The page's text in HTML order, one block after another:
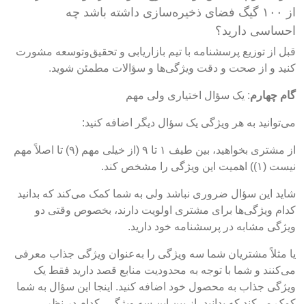
از ۱۰۰ گیگ فضای ذخیره‌سازی داشته باشد چه
احساسی دارید؟
قبل از توزیع پرسشنامه با تیم بازاریابی و تحقیق‌و‌توسعه مشورت
کنید و از صحت و دقت ویژگی‌ها و سؤالات مطمئن شوید.
گام چهارم: یک سؤال اختیاری ولی مهم
می‌توانید به هر ویژگی یک سؤال دیگر اضافه کنید:
از مشتری بخواهید، بین طیف ۱ تا ۹ (از خیلی مهم (۹) تا اصلاً مهم
نیست (۱)) اهمیت این ویژگی را مشخص کند.
شاید این سؤال ضروری نباشد ولی به شما کمک می‌کند که بدانید
کدام ویژگی‌ها برای مشتری اولویت دارند، بخصوص وقتی دو
ویژگی مشابه در پرسشنامه خود دارید.
یا مثلاً مشتریان شما سه ویژگی را به‌عنوان ویژگی جذاب معرفی
می‌کنند و شما با توجه به محدودیت منابع قصد دارید فقط یک
ویژگی جذاب به محصول خود اضافه کنید. اینجا این سؤال به شما